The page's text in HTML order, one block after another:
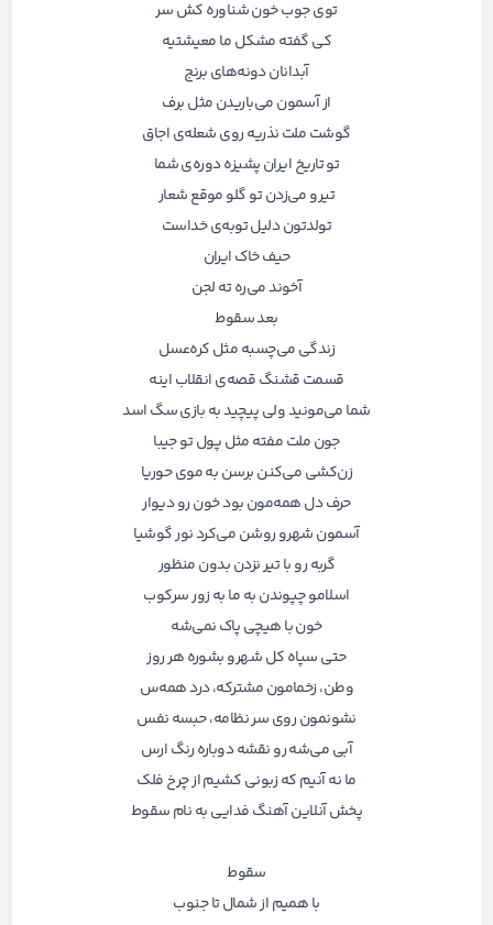
توی جوب خون شناوره کش سر
کی گفته مشکل ما معیشتیه
آبدانان دونه‌های برنج
از آسمون می‌باریدن مثل برف
گوشت ملت نذریه روی شعله‌ی اجاق
تو تاریخ ایران پشیزه دوره‌ی شما
تیرو می‌زدن تو گلو موقع شعار
تولدتون دلیل توبه‌ی خداست
حیف خاک ایران
آخوند می‌ره ته لجن
بعد سقوط
زندگی می‌چسبه مثل کره‌عسل
قسمت قشنگ قصه‌ی انقلاب اینه
شما می‌مونید ولی پیچید به بازی سگ اسد
جون ملت مفته مثل پول تو جیبا
زن‌کشی می‌کنن برسن به موی حوریا
حرف دل همه‌مون بود خون رو دیوار
آسمون شهرو روشن می‌کرد نور گوشیا
گربه رو با تیر نزدن بدون منظور
اسلامو چپوندن به ما به زور سرکوب
خون با هیچی پاک نمی‌شه
حتی سپاه کل شهرو بشوره هر روز
وطن، زخمامون مشترکه، درد همه‌س
نشونمون روی سر نظامه، حبسه نفس
آبی می‌شه رو نقشه دوباره رنگ ارس
ما نه آنیم که زبونی کشیم از چرخ فلک
پخش آنلاین آهنگ فدایی به نام سقوط
سقوط
با همیم از شمال تا جنوب